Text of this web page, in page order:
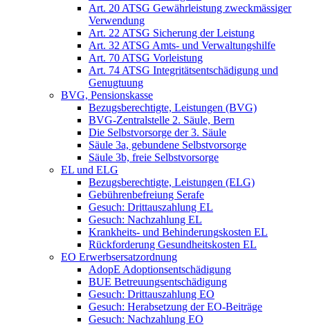
Art. 20 ATSG Gewährleistung zweckmässiger
Verwendung
Art. 22 ATSG Sicherung der Leistung
Art. 32 ATSG Amts- und Verwaltungshilfe
Art. 70 ATSG Vorleistung
Art. 74 ATSG Integritätsentschädigung und
Genugtuung
BVG, Pensionskasse
Bezugsberechtigte, Leistungen (BVG)
BVG-Zentralstelle 2. Säule, Bern
Die Selbstvorsorge der 3. Säule
Säule 3a, gebundene Selbstvorsorge
Säule 3b, freie Selbstvorsorge
EL und ELG
Bezugsberechtigte, Leistungen (ELG)
Gebührenbefreiung Serafe
Gesuch: Drittauszahlung EL
Gesuch: Nachzahlung EL
Krankheits- und Behinderungskosten EL
Rückforderung Gesundheitskosten EL
EO Erwerbsersatzordnung
AdopE Adoptionsentschädigung
BUE Betreuungsentschädigung
Gesuch: Drittauszahlung EO
Gesuch: Herabsetzung der EO-Beiträge
Gesuch: Nachzahlung EO